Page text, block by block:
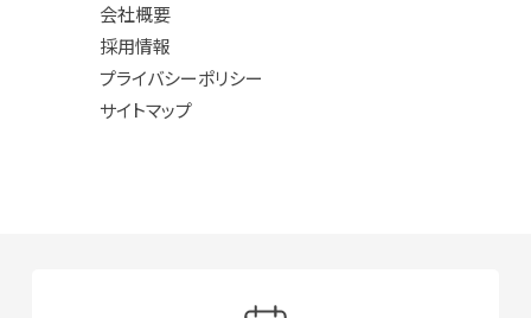
会社概要
採用情報
プライバシーポリシー
サイトマップ